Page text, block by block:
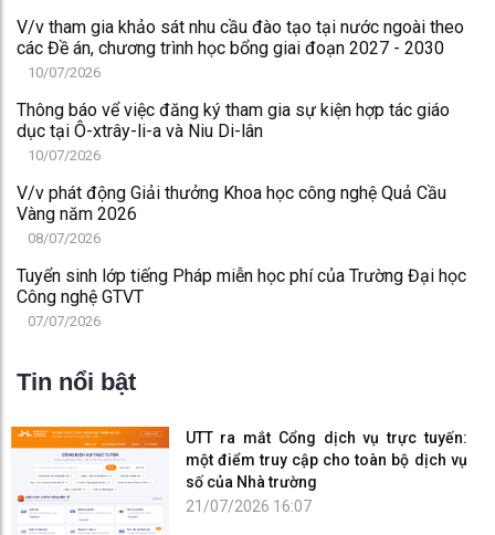
V/v tham gia khảo sát nhu cầu đào tạo tại nước ngoài theo
các Đề án, chương trình học bổng giai đoạn 2027 - 2030
10/07/2026
Thông báo vể việc đăng ký tham gia sự kiện hợp tác giáo
dục tại Ô-xtrây-li-a và Niu Di-lân
10/07/2026
V/v phát động Giải thưởng Khoa học công nghệ Quả Cầu
Vàng năm 2026
08/07/2026
Tuyển sinh lớp tiếng Pháp miễn học phí của Trường Đại học
Công nghệ GTVT
07/07/2026
Tin nổi bật
UTT ra mắt Cổng dịch vụ trực tuyến:
một điểm truy cập cho toàn bộ dịch vụ
số của Nhà trường
21/07/2026 16:07